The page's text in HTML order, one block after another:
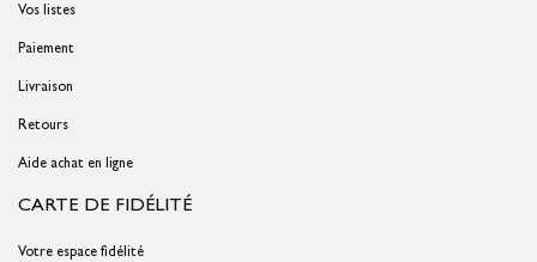
Vos listes
Paiement
Livraison
Retours
Aide achat en ligne
CARTE DE FIDÉLITÉ
Votre espace fidélité